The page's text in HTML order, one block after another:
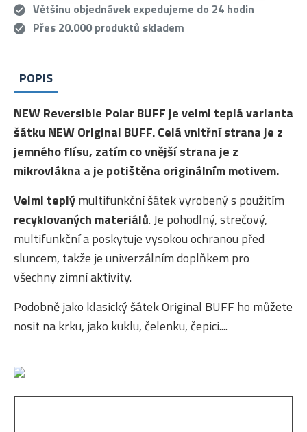
Většinu objednávek expedujeme do 24 hodin
Přes 20.000 produktů skladem
POPIS
NEW Reversible Polar BUFF je velmi teplá varianta
šátku NEW Original BUFF. Celá vnitřní strana je z
jemného flísu, zatím co vnější strana je z
mikrovlákna a je potištěna originálním motivem.
Velmi teplýmultifunkční šátek vyrobený s použitím
recyklovaných materiálů. Je pohodlný, strečový,
multifunkční a poskytuje vysokou ochranou před
sluncem, takže je univerzálním doplňkem pro
všechny zimní aktivity.
Podobně jako klasický šátek Original BUFF ho můžete
nosit na krku, jako kuklu, čelenku, čepici....